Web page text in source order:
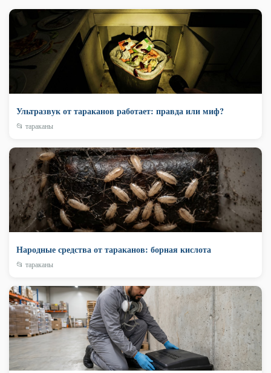
Ультразвук от тараканов работает: правда или миф?
📂 тараканы
Народные средства от тараканов: борная кислота
📂 тараканы